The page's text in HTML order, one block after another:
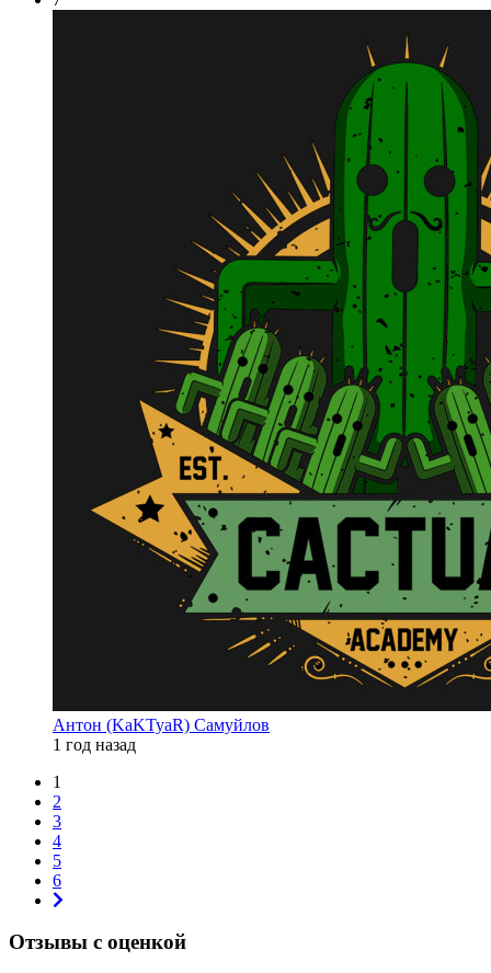
Антон (KaKTyaR) Самуйлов
1 год назад
1
2
3
4
5
6
Отзывы с оценкой